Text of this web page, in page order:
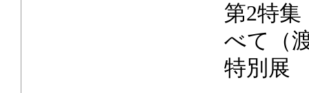
第2特
べて（
特別展